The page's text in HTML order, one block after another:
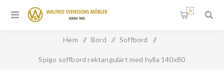
0
Hem / Bord / Soffbord /
Spigo soffbord rektangulärt med hylla 140x80